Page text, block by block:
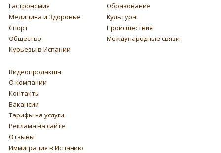
Гастрономия
Образование
Медицина и Здоровье
Культура
Спорт
Происшествия
Общество
Международные связи
Курьезы в Испании
Видеопродакшн
О компании
Контакты
Вакансии
Тарифы на услуги
Реклама на сайте
Отзывы
Иммиграция в Испанию